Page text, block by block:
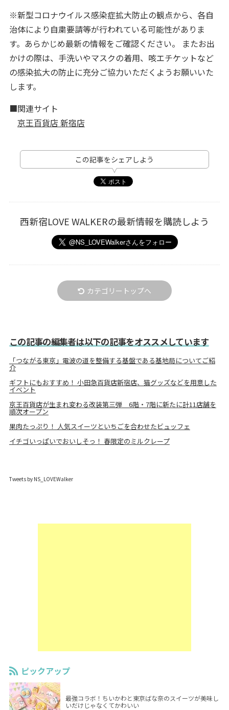
※新型コロナウイルス感染症拡大防止の観点から、各自
治体により自粛要請等が行われている可能性がありま
す。あらかじめ最新の情報をご確認ください。 またお出
かけの際は、手洗いやマスクの着用、咳エチケットなど
の感染拡大の防止に充分ご協力いただくようお願いいた
します。
■関連サイト
京王百貨店 新宿店
この記事をシェアしよう
西新宿LOVE WALKERの最新情報を購読しよう
カテゴリートップへ
この記事の編集者は以下の記事をオススメしています
「つながる東京」電波の道を整備する基盤である基地局についてご紹
介
ギフトにもおすすめ！ 小田急百貨店新宿店、猫グッズなどを用意した
イベント
京王百貨店が生まれ変わる改装第三弾 6階・7階に新たに計11店舗を
順次オープン
果肉たっぷり！ 人気スイーツといちごを合わせたビュッフェ
イチゴいっぱいでおいしそっ！ 春限定のミルクレープ
Tweets by NS_LOVEWalker
ピックアップ
最強コラボ！ちいかわと東京ばな奈のスイーツが美味し
いだけじゃなくてかわいい